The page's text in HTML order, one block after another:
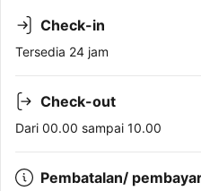
Check-in
Tersedia 24 jam
Check-out
Dari 00.00 sampai 10.00
Pembatalan/